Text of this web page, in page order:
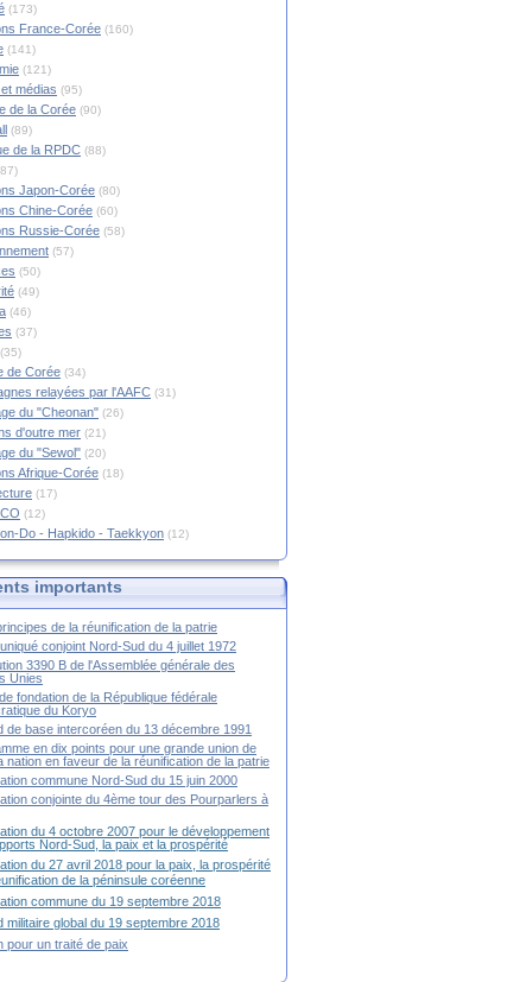
(173)
France-Corée (160)
(141)
(121)
médias (95)
de la Corée (90)
(89)
de la RPDC (88)
Japon-Corée (80)
Chine-Corée (60)
Russie-Corée (58)
(57)
(50)
(49)
(46)
(37)
(35)
de Corée (34)
relayées par l'AAFC (31)
du "Cheonan" (26)
d'outre mer (21)
du "Sewol" (20)
Afrique-Corée (18)
(17)
(12)
Do - Hapkido - Taekkyon (12)
importants
de la réunification de la patrie
conjoint Nord-Sud du 4 juillet 1972
3390 B de l'Assemblée générale des
Unies
fondation de la République fédérale
du Koryo
de base intercoréen du 13 décembre 1991
en dix points pour une grande union de
nation en faveur de la réunification de la patrie
commune Nord-Sud du 15 juin 2000
conjointe du 4ème tour des Pourparlers à
du 4 octobre 2007 pour le développement
Nord-Sud, la paix et la prospérité
du 27 avril 2018 pour la paix, la prospérité
de la péninsule coréenne
commune du 19 septembre 2018
militaire global du 19 septembre 2018
pour un traité de paix